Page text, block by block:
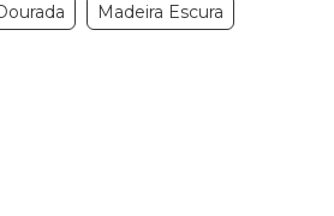
Madeira Escura